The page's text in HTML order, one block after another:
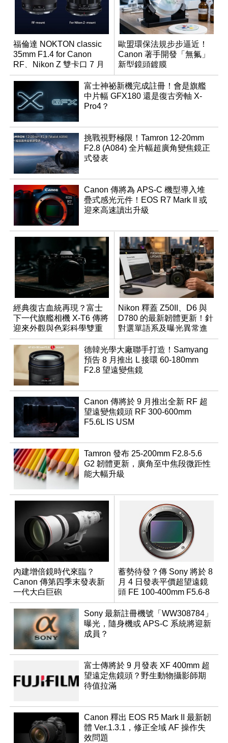
福倫達 NOKTON classic
35mm F1.4 for Canon
RF、Nikon Z 雙卡口 7 月
同步登台
歐盟環保法規步步逼近！
Canon 著手開發「無氟」
新型鏡頭鍍膜
富士神祕新機完成註冊！會是旗艦
中片幅 GFX180 還是復古旁軸 X-
Pro4？
挑戰視野極限！Tamron 12-20mm
F2.8 (A084) 全片幅超廣角變焦鏡正
式發表
Canon 傳將為 APS-C 機型導入堆
疊式感光元件！EOS R7 Mark II 或
迎來高速讀出升級
經典復古血統再現？富士
下一代旗艦相機 X-T6 傳將
迎來外觀與色彩科學雙重
優化
Nikon 釋蓋 Z50II、D6 與
D780 的最新韌體更新！針
對選單語系及曝光異常進
行修復
德韓光學大廠聯手打造！Samyang
預告 8 月推出 L 接環 60-180mm
F2.8 望遠變焦鏡
Canon 傳將於 9 月推出全新 RF 超
望遠變焦鏡頭 RF 300-600mm
F5.6L IS USM
Tamron 發布 25-200mm F2.8-5.6
G2 韌體更新，廣角至中焦段微距性
能大幅升級
內建增倍鏡時代來臨？
Canon 傳第四季末發表新
一代大白巨砲
蓄勢待發？傳 Sony 將於 8
月 4 日發表平價超望遠鏡
頭 FE 100-400mm F5.6-8
Sony 最新註冊機號「WW308784」
曝光，隨身機或 APS-C 系統將迎新
成員？
富士傳將於 9 月發表 XF 400mm 超
望遠定焦鏡頭？野生動物攝影師期
待值拉滿
Canon 釋出 EOS R5 Mark II 最新韌
體 Ver.1.3.1，修正全域 AF 操作失
效問題